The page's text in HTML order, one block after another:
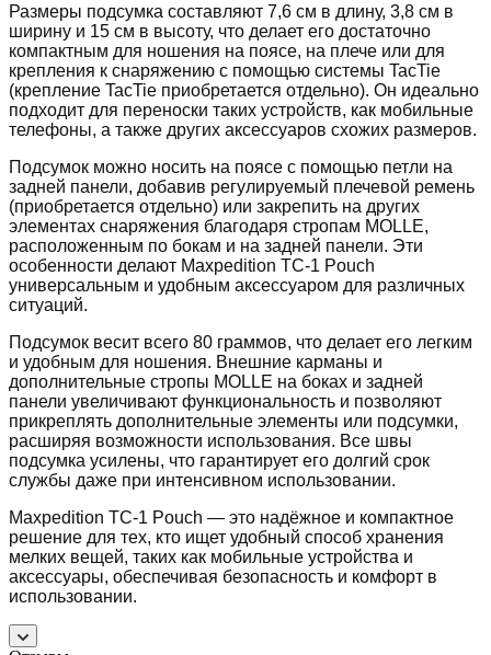
Размеры подсумка составляют 7,6 см в длину, 3,8 см в
ширину и 15 см в высоту, что делает его достаточно
компактным для ношения на поясе, на плече или для
крепления к снаряжению с помощью системы TacTie
(крепление TacTie приобретается отдельно). Он идеально
подходит для переноски таких устройств, как мобильные
телефоны, а также других аксессуаров схожих размеров.
Подсумок можно носить на поясе с помощью петли на
задней панели, добавив регулируемый плечевой ремень
(приобретается отдельно) или закрепить на других
элементах снаряжения благодаря стропам MOLLE,
расположенным по бокам и на задней панели. Эти
особенности делают Maxpedition TC-1 Pouch
универсальным и удобным аксессуаром для различных
ситуаций.
Подсумок весит всего 80 граммов, что делает его легким
и удобным для ношения. Внешние карманы и
дополнительные стропы MOLLE на боках и задней
панели увеличивают функциональность и позволяют
прикреплять дополнительные элементы или подсумки,
расширяя возможности использования. Все швы
подсумка усилены, что гарантирует его долгий срок
службы даже при интенсивном использовании.
Maxpedition TC-1 Pouch — это надёжное и компактное
решение для тех, кто ищет удобный способ хранения
мелких вещей, таких как мобильные устройства и
аксессуары, обеспечивая безопасность и комфорт в
использовании.